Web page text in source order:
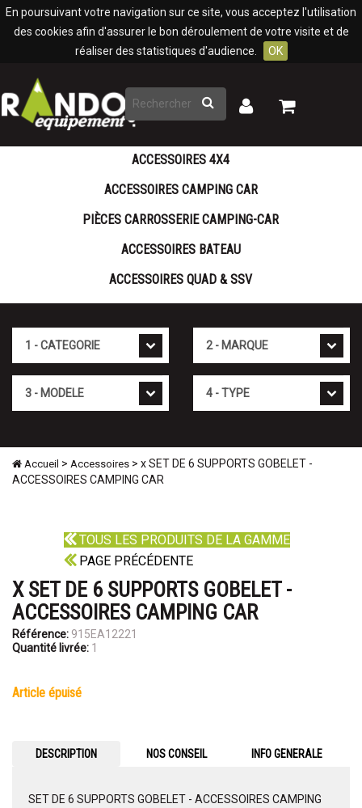
En poursuivant votre navigation sur ce site, vous acceptez l'utilisation
des cookies afin d'assurer le bon déroulement de votre visite et de
réaliser des statistiques d'audience.
OK
Rechercher
Mon
Mon
ACCESSOIRES 4X4
ACCESSOIRES CAMPING CAR
PIÈCES CARROSSERIE CAMPING-CAR
ACCESSOIRES BATEAU
ACCESSOIRES QUAD & SSV
Accueil > Accessoires > x SET DE 6 SUPPORTS GOBELET -
ACCESSOIRES CAMPING CAR
TOUS LES PRODUITS DE LA GAMME
PAGE PRÉCÉDENTE
X SET DE 6 SUPPORTS GOBELET -
ACCESSOIRES CAMPING CAR
Référence: 915EA12221
Quantité livrée: 1
article épuisé
DESCRIPTION NOS CONSEIL INFO GENERALE
SET DE 6 SUPPORTS GOBELET - ACCESSOIRES CAMPING
Panneau de gestion des cookies